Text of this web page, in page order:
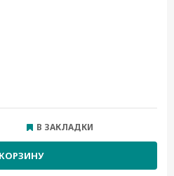
В ЗАКЛАДКИ